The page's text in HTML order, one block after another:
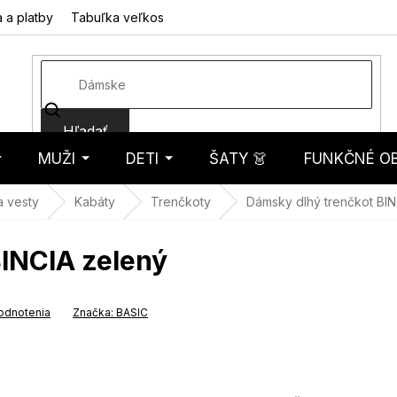
a platby Tabuľka veľkostí
Hľadať
MUŽI DETI ŠATY 👗 FUNKČNÉ
vesty Kabáty Trenčkoty Dámsky dlhý trenčkot
zelený
Značka: BASIC